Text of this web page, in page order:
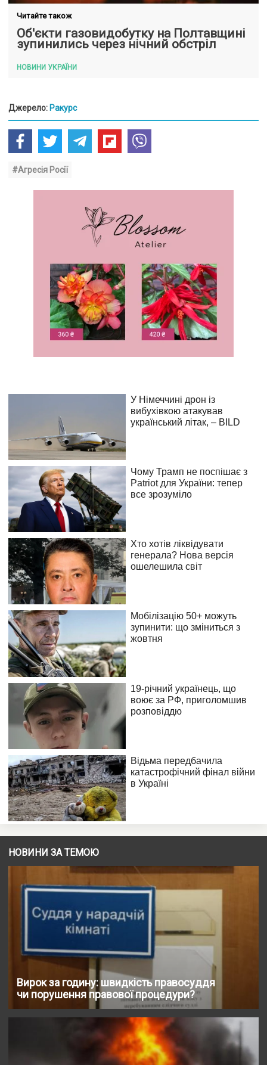
Читайте також
Об'єкти газовидобутку на Полтавщині
зупинились через нічний обстріл
НОВИНИ УКРАЇНИ
Джерело: Ракурс
#Агресія Росії
НОВИНИ ЗА ТЕМОЮ
Вирок за годину: швидкість правосуддя
чи порушення правової процедури?